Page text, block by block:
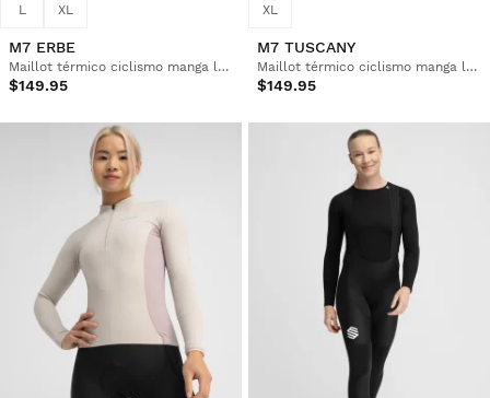
L XL
M7 ERBE
Maillot térmico ciclismo manga larga mujer
$149.95
XL
M7 TUSCANY
Maillot térmico ciclismo manga larga mujer
$149.95